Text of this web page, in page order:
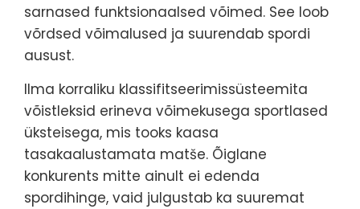
sarnased funktsionaalsed võimed. See loob
võrdsed võimalused ja suurendab spordi
ausust.
Ilma korraliku klassifitseerimissüsteemita
võistleksid erineva võimekusega sportlased
üksteisega, mis tooks kaasa
tasakaalustamata matše. Õiglane
konkurents mitte ainult ei edenda
spordihinge, vaid julgustab ka suuremat